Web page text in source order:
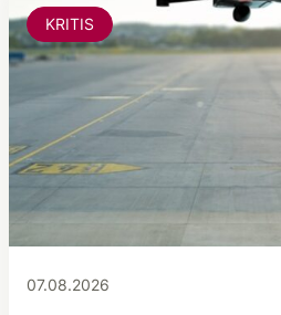
07.08.2026
KRITIS